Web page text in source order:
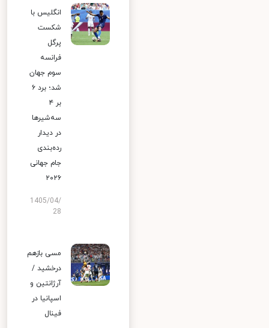
انگلیس با
شکست
پرگل
فرانسه
سوم جهان
شد؛ برد ۶
بر ۴
سه‌شیرها
در دیدار
رده‌بندی
جام جهانی
۲۰۲۶
1405/04/
28
مسی بازهم
درخشید /
آرژانتین و
اسپانیا در
فینال